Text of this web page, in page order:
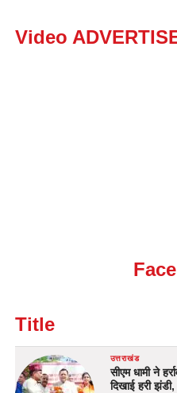
Video
Title
उत्तराखंड
सीएम धामी ने
दिखाई हरी